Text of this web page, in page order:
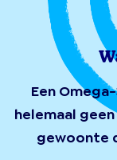
Een
helemaal
gewoonte